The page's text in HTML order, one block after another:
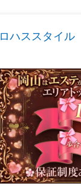
ロハススタイル